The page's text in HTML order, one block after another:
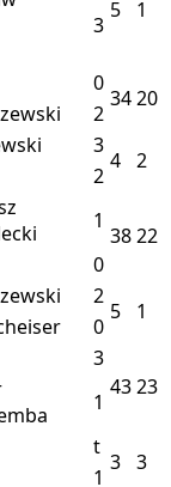
5
1
3
0
3420
2
3
4 2
2
1
3822
0
2
5 1
0
3
4323
1
t
3 3
1